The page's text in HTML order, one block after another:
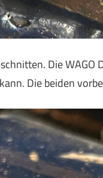
Die WAGO
Die beiden